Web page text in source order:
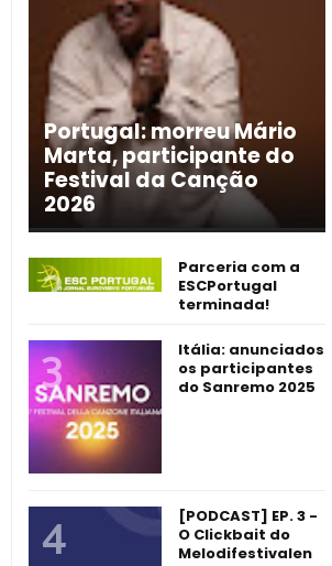
Portugal: morreu Mário
Marta, participante do
Festival da Canção
2026
Parceria com a
ESCPortugal
terminada!
Itália: anunciados
os participantes
do Sanremo 2025
[PODCAST] EP. 3 -
O Clickbait do
Melodifestivalen